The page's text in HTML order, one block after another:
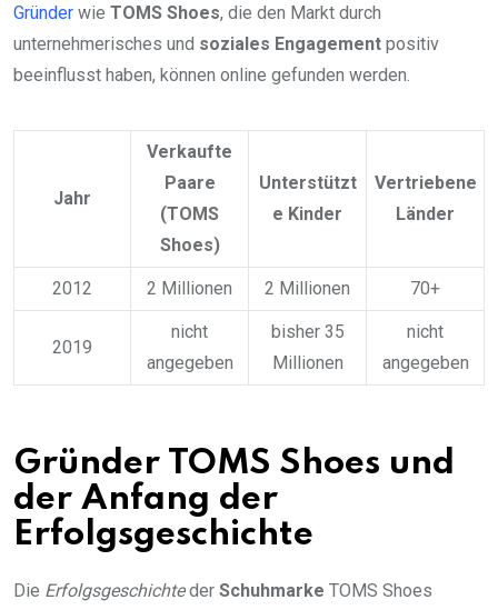
Gründer wie TOMS Shoes, die den Markt durch
unternehmerisches und soziales Engagement positiv
beeinflusst haben, können online gefunden werden.
Jahr
Verkaufte
Paare
(TOMS
Shoes)
Unterstützt
e Kinder
Vertriebene
Länder
2012 2 Millionen 2 Millionen 70+
2019
nicht
angegeben
bisher 35
Millionen
nicht
angegeben
Gründer TOMS Shoes und
der Anfang der
Erfolgsgeschichte
Die Erfolgsgeschichteder Schuhmarke TOMS Shoes